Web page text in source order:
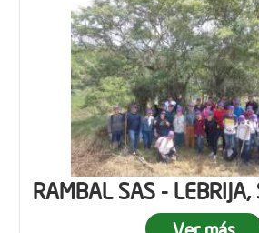
RAMBAL SAS -